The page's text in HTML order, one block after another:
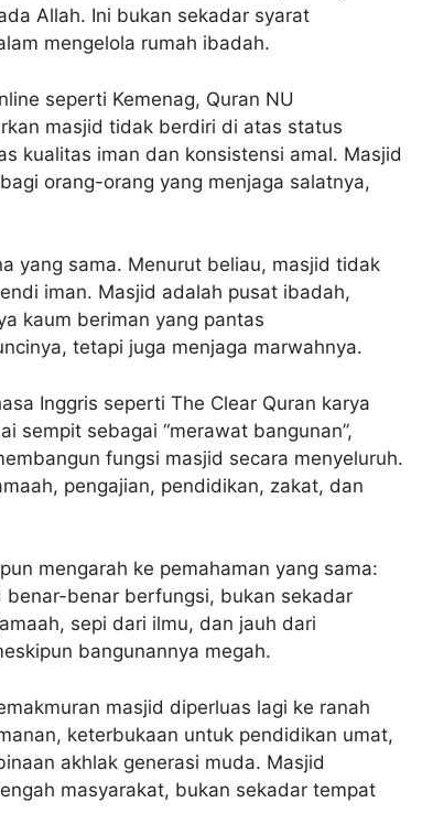
Allah. Ini bukan sekadar syarat
mengelola rumah ibadah.
seperti Kemenag, Quran NU
masjid tidak berdiri di atas status
kualitas iman dan konsistensi amal. Masjid
orang-orang yang menjaga salatnya,
yang sama. Menurut beliau, masjid tidak
iman. Masjid adalah pusat ibadah,
kaum beriman yang pantas
tetapi juga menjaga marwahnya.
Inggris seperti The Clear Quran karya
sempit sebagai “merawat bangunan”,
fungsi masjid secara menyeluruh.
pengajian, pendidikan, zakat, dan
mengarah ke pemahaman yang sama:
benar berfungsi, bukan sekadar
sepi dari ilmu, dan jauh dari
bangunannya megah.
masjid diperluas lagi ke ranah
keterbukaan untuk pendidikan umat,
akhlak generasi muda. Masjid
masyarakat, bukan sekadar tempat